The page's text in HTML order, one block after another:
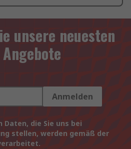
unsere neuesten
Anmelden
Daten, die Sie uns bei
stellen, werden gemäß der